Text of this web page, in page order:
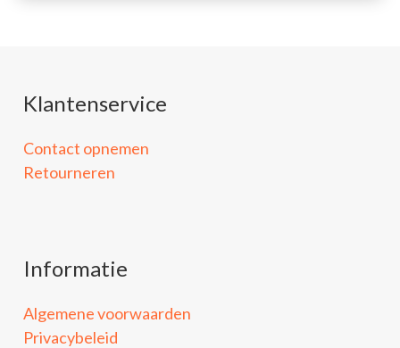
Klantenservice
Contact opnemen
Retourneren
Informatie
Algemene voorwaarden
Privacybeleid